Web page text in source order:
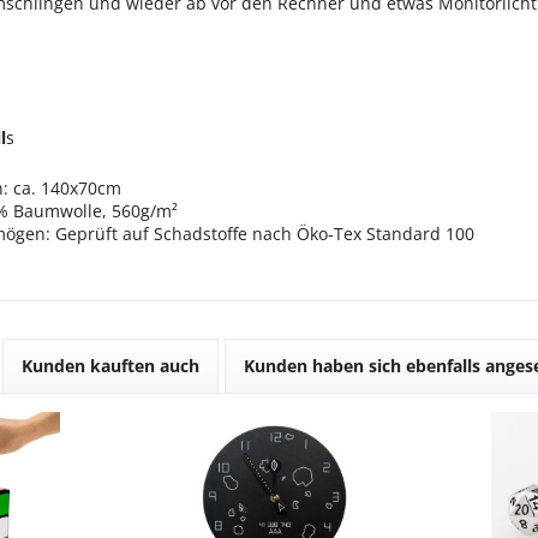
s
ca. 140x70cm
Baumwolle, 560g/m²
Geprüft auf Schadstoffe nach Öko-Tex Standard 100
Kunden kauften auch Kunden haben sich ebenfalls